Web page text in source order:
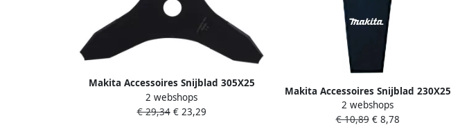
Makita Accessoires Snijblad 305X25
4X1 8Mm 3T D-66042
2 webshops
€ 29,34€ 23,29
Makita Accessoires Snijblad 230X25
4X1 8mm 2-tands D-66058
2 webshops
€ 10,89€ 8,78